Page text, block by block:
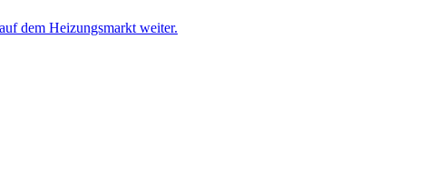
dem Heizungsmarkt weiter.